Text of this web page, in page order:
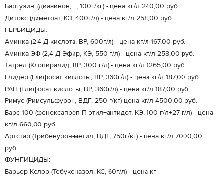
Баргузин. (диазинон, Г, 100г/кг) - цена кг/л 240,00 руб.
Дитокс (диметоат, КЭ, 400г/л) - цена кг/л 258,00 руб.
ГЕРБИЦИДЫ:
Аминка (2,4 Д-кислота, ВР, 600г/л) - цена кг/л 167,00 руб.
Аминка ЭФ (2,4 Д-Эфир, КЭ, 550 г/л) - цена кг/л 258,00 руб.
Татрел (Клопиралид, ВР, 300 г/л) - цена кг/л 1265,00 руб.
Глидер (Глифосат кислоты, ВР, 360г/л) - цена кг/л 187,00 руб.
РАП (Глифосат кислоты, ВР, 360г/л) - цена кг/л 187,00 руб.
Римус (Римсульфурон, ВДГ, 250 г/кг) цена кг/л 4500,00 руб.
Барс 100 (феноксапроп-П-этил+антидот, КЭ, 100 г/л+27 г/л) - цена
кг/л 660,00 руб.
Артстар (Трибенурон-метил, ВДГ, 750г/кг) - цена кг/л 7000,00
руб.
ФУНГИЦИДЫ:
Барьер Колор (Тебуконазол, КС, 60г/л) - цена кг